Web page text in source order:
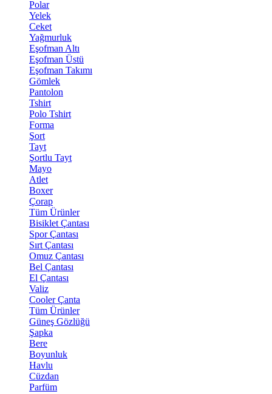
Polar
Yelek
Ceket
Yağmurluk
Eşofman Altı
Eşofman Üstü
Eşofman Takımı
Gömlek
Pantolon
Tshirt
Polo Tshirt
Forma
Şort
Tayt
Şortlu Tayt
Mayo
Atlet
Boxer
Çorap
Tüm Ürünler
Bisiklet Çantası
Spor Çantası
Sırt Çantası
Omuz Çantası
Bel Çantası
El Çantası
Valiz
Cooler Çanta
Tüm Ürünler
Güneş Gözlüğü
Şapka
Bere
Boyunluk
Havlu
Cüzdan
Parfüm